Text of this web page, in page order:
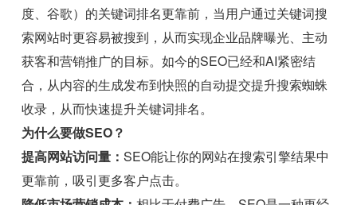
度、谷歌）的关键词排名更靠前，当用户通过关键词搜
索网站时更容易被搜到，从而实现企业品牌曝光、主动
获客和营销推广的目标。如今的SEO已经和AI紧密结
合，从内容的生成发布到快照的自动提交提升搜索蜘蛛
收录，从而快速提升关键词排名。
为什么要做SEO？
提高网站访问量：SEO能让你的网站在搜索引擎结果中
更靠前，吸引更多客户点击。